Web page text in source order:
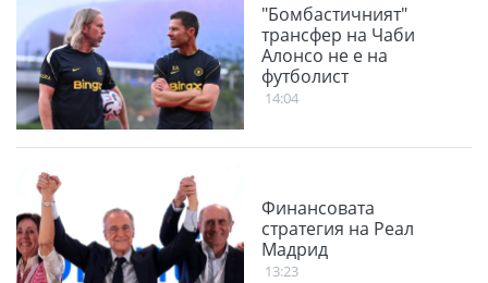
"Бомбастичният"
трансфер на Чаби
Алонсо не е на
футболист
14:04
Финансовата
стратегия на Реал
Мадрид
13:23